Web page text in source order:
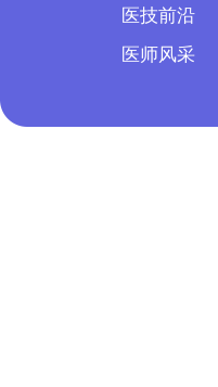
医技前沿
医师风采